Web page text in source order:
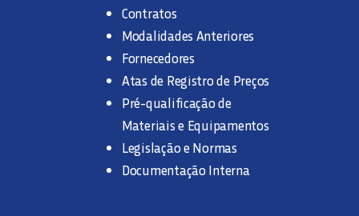
Contratos
Modalidades Anteriores
Fornecedores
Atas de Registro de Preços
Pré-qualificação de
Materiais e Equipamentos
Legislação e Normas
Documentação Interna